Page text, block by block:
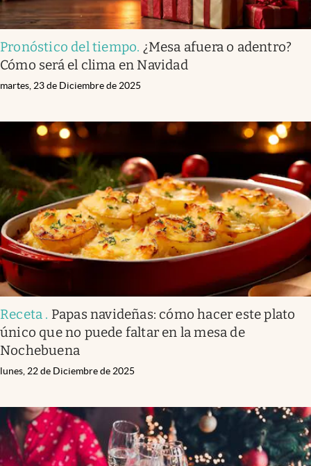
Pronóstico del tiempo. ¿Mesa afuera o adentro?
Cómo será el clima en Navidad
martes, 23 de Diciembre de 2025
Receta . Papas navideñas: cómo hacer este plato
único que no puede faltar en la mesa de
Nochebuena
lunes, 22 de Diciembre de 2025